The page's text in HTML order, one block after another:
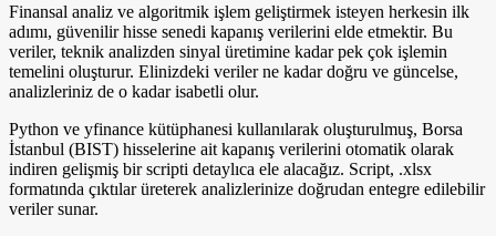
Finansal analiz ve algoritmik işlem geliştirmek isteyen herkesin ilk
adımı, güvenilir hisse senedi kapanış verilerini elde etmektir. Bu
veriler, teknik analizden sinyal üretimine kadar pek çok işlemin
temelini oluşturur. Elinizdeki veriler ne kadar doğru ve güncelse,
analizleriniz de o kadar isabetli olur.
Python ve yfinance kütüphanesi kullanılarak oluşturulmuş, Borsa
İstanbul (BIST) hisselerine ait kapanış verilerini otomatik olarak
indiren gelişmiş bir scripti detaylıca ele alacağız. Script, .xlsx
formatında çıktılar üreterek analizlerinize doğrudan entegre edilebilir
veriler sunar.